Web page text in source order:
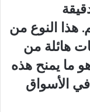
هذا النوع من
هائلة من
ما يمنح هذه
الأسواق